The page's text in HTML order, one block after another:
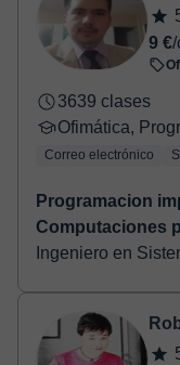
9 €/
3639 clases
Ofimática,
Correo electrónico
Programacion
Computaciones
Ingeniero en